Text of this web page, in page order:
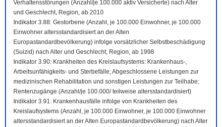
Verhaltensstörungen (Anzahl/je 100.000 aktiv Versicherte) nach Alter
und Geschlecht, Region, ab 2010
Indikator 3.88: Gestorbene (Anzahl, je 100.000 Einwohner, je 100.000
Einwohner altersstandardisiert an der Alten
Europastandardbevölkerung) infolge vorsätzlicher Selbstbeschädigung
(Suizid) nach Alter und Geschlecht, Region, ab 1998
Indikator 3.90: Krankheiten des Kreislaufsystems: Krankenhaus-,
Arbeitsunfähigkeits- und Sterbefälle; Abgeschlossene Leistungen zur
medizinischen Rehabilitation und sonstigen Leistungen zur Teilhabe;
Rentenzugänge (Anzahl/je 100.000/ teilweise altersstandardisiert)
Indikator 3.91: Krankenhausfälle infolge von Krankheiten des
Kreislaufsystems (Anzahl, je 100.000 Einwohner, je 100.000 Einwohner
altersstandardisiert an der Alten Europastandardbevölkerung) nach Alter